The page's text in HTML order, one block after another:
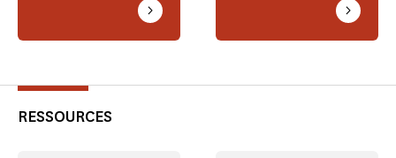
RESSOURCES